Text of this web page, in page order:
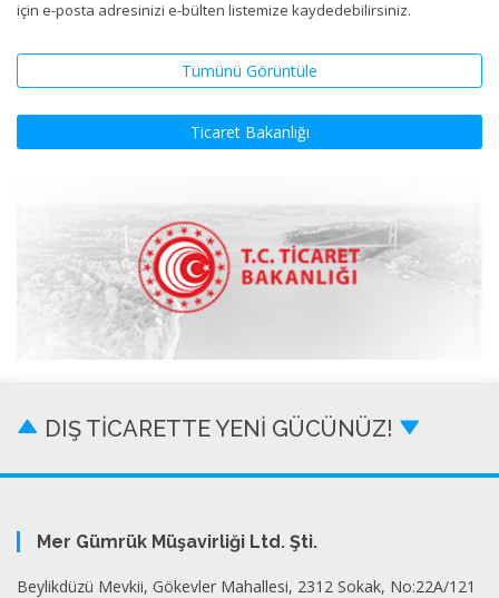
için e-posta adresinizi e-bülten listemize kaydedebilirsiniz.
Tümünü Görüntüle
Ticaret Bakanlığı
DIŞ TİCARETTE YENİ GÜCÜNÜZ!
Mer Gümrük Müşavirliği Ltd. Şti.
Beylikdüzü Mevkii, Gökevler Mahallesi, 2312 Sokak, No:22A/121